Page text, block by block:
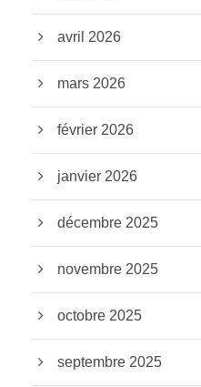
avril 2026
mars 2026
février 2026
janvier 2026
décembre 2025
novembre 2025
octobre 2025
septembre 2025